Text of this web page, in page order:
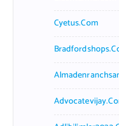
Cyetus.com